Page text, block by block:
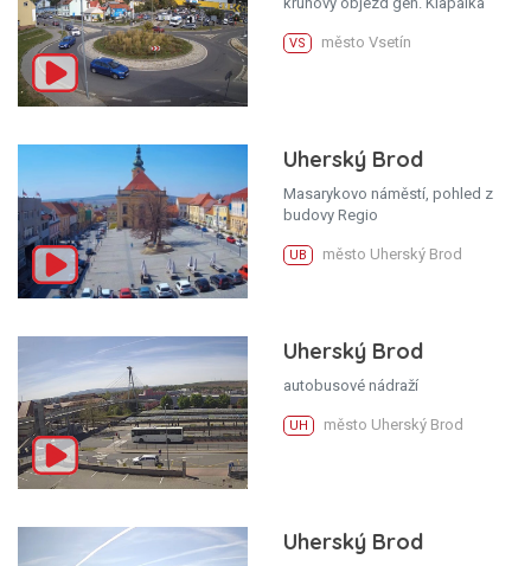
VS město Vsetín
Uherský Brod
Masarykovo náměstí, pohled z
budovy Regio
UB město Uherský Brod
Uherský Brod
autobusové nádraží
UH město Uherský Brod
Uherský Brod